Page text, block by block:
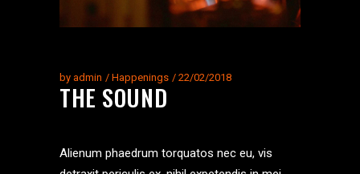
by admin Happenings 22/02/2018
THE SOUND
Alienum phaedrum torquatos nec eu, vis